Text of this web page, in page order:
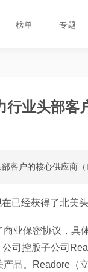
榜单 专题
行业头部客
客户的核心供应商（
已经获得了北美
业保密协议，具
司控股子公司
品。Readore（